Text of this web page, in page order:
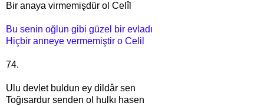
Bir anaya virmemişdür ol Celîl
Bu senin oğlun gibi güzel bir evladı
Hiçbir anneye vermemiştir o Celil
74.
Ulu devlet buldun ey dildâr sen
Toğısardur senden ol hulkı hasen